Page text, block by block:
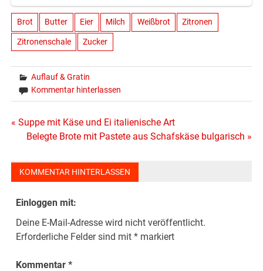
Brot Butter Eier Milch Weißbrot Zitronen
Zitronenschale Zucker
Auflauf & Gratin
Kommentar hinterlassen
Beitragsnavigation
« Suppe mit Käse und Ei italienische Art
Belegte Brote mit Pastete aus Schafskäse bulgarisch »
KOMMENTAR HINTERLASSEN
Einloggen mit:
Deine E-Mail-Adresse wird nicht veröffentlicht.
Erforderliche Felder sind mit* markiert
Kommentar*